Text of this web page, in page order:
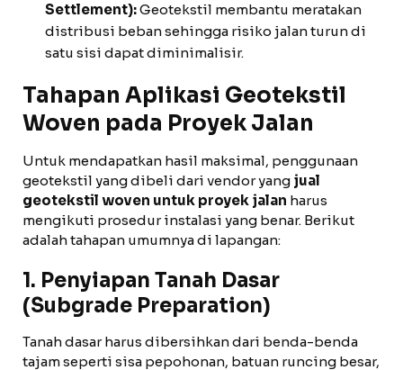
Settlement):Geotekstil membantu meratakan
distribusi beban sehingga risiko jalan turun di
satu sisi dapat diminimalisir.
Tahapan Aplikasi Geotekstil
Woven pada Proyek Jalan
Untuk mendapatkan hasil maksimal, penggunaan
geotekstil yang dibeli dari vendor yang jual
geotekstil woven untuk proyek jalan harus
mengikuti prosedur instalasi yang benar. Berikut
adalah tahapan umumnya di lapangan:
1. Penyiapan Tanah Dasar
(Subgrade Preparation)
Tanah dasar harus dibersihkan dari benda-benda
tajam seperti sisa pepohonan, batuan runcing besar,